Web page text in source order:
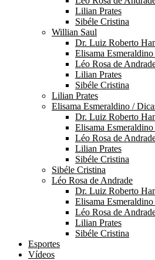
Lilian Prates
Sibéle Cristina
Willian Saul
Dr. Luiz Roberto
Elisama
Léo Rosa de
Lilian Prates
Sibéle Cristina
Lilian Prates
Elisama Esmeraldino /
Dr. Luiz Roberto
Elisama
Léo Rosa de
Lilian Prates
Sibéle Cristina
Sibéle Cristina
Léo Rosa de Andrade
Dr. Luiz Roberto
Elisama
Léo Rosa de
Lilian Prates
Sibéle Cristina
Esportes
Vídeos